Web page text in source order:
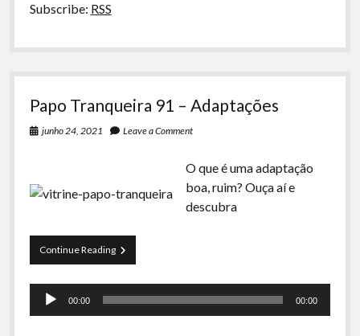
Subscribe: RSS
Papo Tranqueira 91 – Adaptações
junho 24, 2021 Leave a Comment
O que é uma adaptação
boa, ruim? Ouça aí e
descubra
Continue ReadingPapo
Tranqueira
Adaptações
Tocador
00:00 00:00